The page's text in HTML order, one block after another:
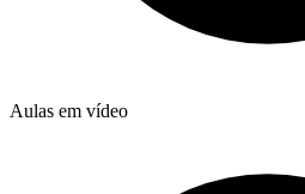
Aulas em vídeo